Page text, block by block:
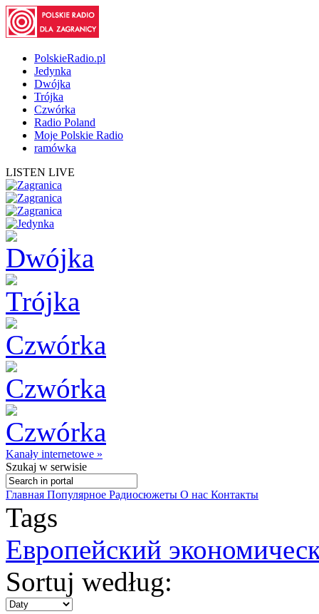
PolskieRadio.pl
Jedynka
Dwójka
Trójka
Czwórka
Radio Poland
Moje Polskie Radio
ramówka
LISTEN LIVE
Kanały internetowe »
Szukaj w serwisie
Главная Популярное Радиосюжеты О нас Контакты
Tags
Европейский
Sortuj według: